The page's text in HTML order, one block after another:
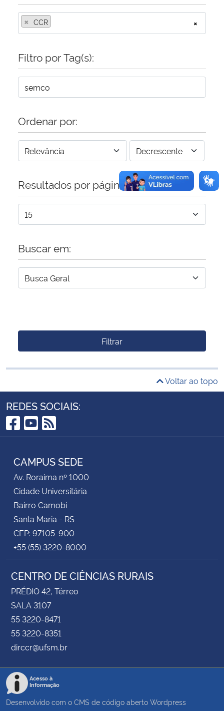
Ministério da Mulher, da Família e dos Direitos Humanos
Secretaria-Geral
Secretaria de Governo
Advocacia-Geral da União
×
× CCR
Filtro por Tag(s):
Ordenar por:
Resultados por página:
Buscar em:
Filtrar
Voltar ao topo
REDES SOCIAIS:
Facebook
YouTube
RSS
CAMPUS SEDE
Av. Roraima nº 1000
Cidade Universitária
Bairro Camobi
Santa Maria - RS
CEP: 97105-900
+55 (55) 3220-8000
CENTRO DE CIÊNCIAS RURAIS
PRÉDIO 42, Térreo
SALA 3107
55 3220-8471
55 3220-8351
dirccr@ufsm.br
Acesso à
Informação
Desenvolvido com o CMS de código aberto Wordpress